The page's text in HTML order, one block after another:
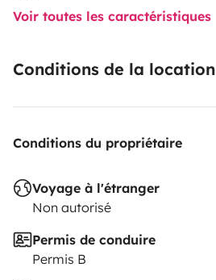
Voir toutes les caractéristiques
Conditions de la location
Conditions du propriétaire
Voyage à l'étranger
Non autorisé
Permis de conduire
Permis B